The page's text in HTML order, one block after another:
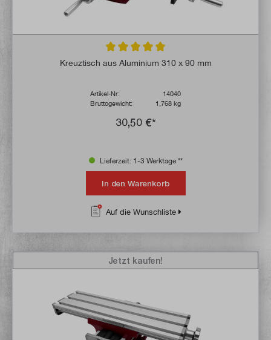
Durchschnittliche Bewertung von 5 von 5
Kreuztisch aus Aluminium 310 x 90 mm
Artikel-Nr:
14040
Bruttogewicht:
1,768 kg
30,50 €*
Lieferzeit: 1-3 Werktage **
In den Warenkorb
Auf die Wunschliste
Jetzt kaufen!